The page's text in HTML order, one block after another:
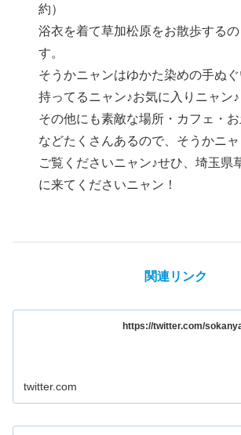
約）
浴衣を着て草加松原をお散歩する
す。
そうかニャンはゆかた染めの手ぬ
持ってるニャン♪お気に入りニャン♪
その他にも素敵な場所・カフェ・
などたくさんあるので、そうかニ
ご覧くださいニャン♪せひ、埼玉県
に来てくださいニャン！
関連リンク
https://twitter.com/
twitter.com